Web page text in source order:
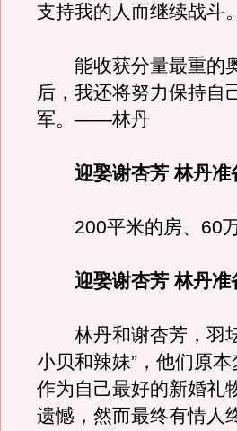
支持我的人而继续战
能收获分量最重的奥
后，我还将努力保持自
军。——林丹
迎娶谢杏芳 林丹准
200平米的房、60万
迎娶谢杏芳 林丹准
林丹和谢杏芳，羽坛
小贝和辣妹”，他们原
作为自己最好的新婚礼
遗憾，然而最终有情人